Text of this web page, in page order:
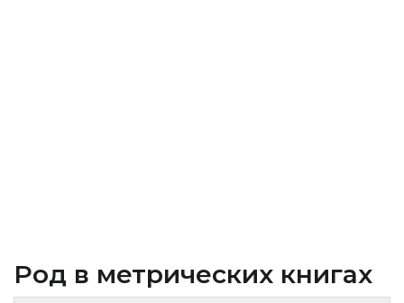
Род в метрических книгах